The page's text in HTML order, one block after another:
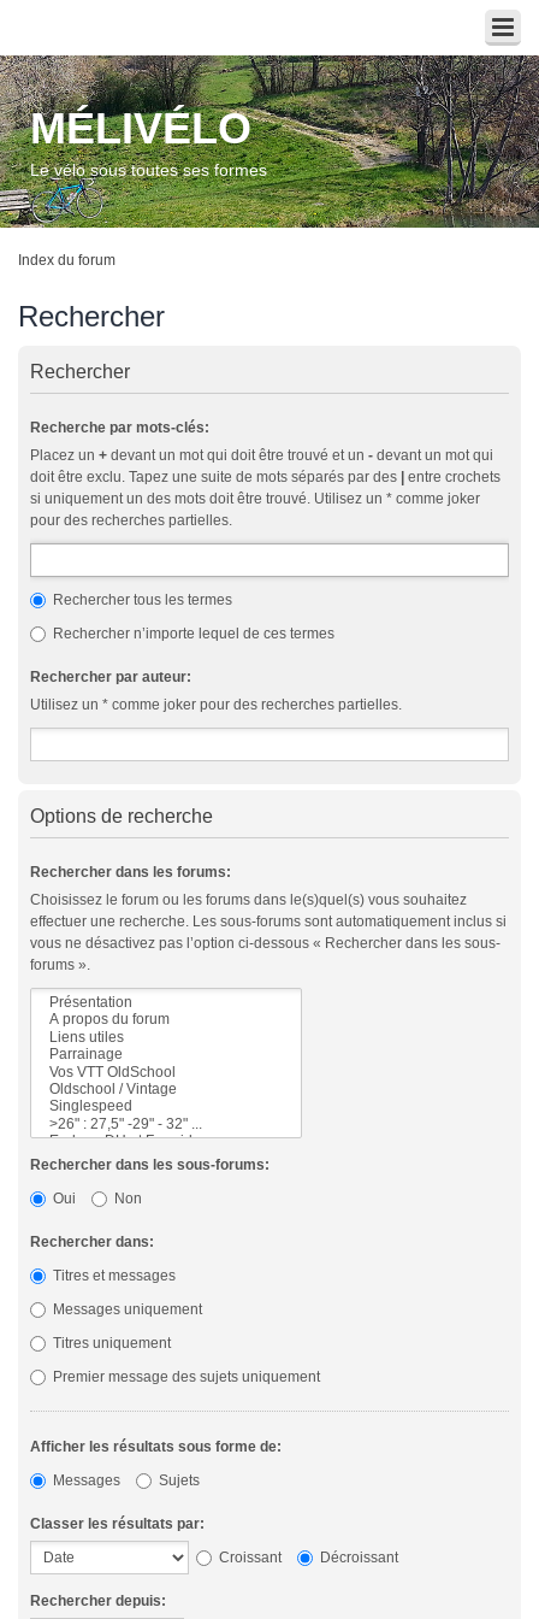
MÉLIVÉLO
Le vélo sous toutes ses formes
Index du forum
Rechercher
Rechercher
Recherche par mots-clés:
Placez un + devant un mot qui doit être trouvé et un - devant un mot qui
doit être exclu. Tapez une suite de mots séparés par des
entre crochets
si uniquement un des mots doit être trouvé. Utilisez un * comme joker
pour des recherches partielles.
Rechercher tous les termes
Rechercher n’importe lequel de ces termes
Rechercher par auteur:
Utilisez un * comme joker pour des recherches partielles.
Options de recherche
Rechercher dans les forums:
Choisissez le forum ou les forums dans le(s)quel(s) vous souhaitez
effectuer une recherche. Les sous-forums sont automatiquement inclus si
vous ne désactivez pas l’option ci-dessous « Rechercher dans les sous-
forums ».
Rechercher dans les sous-forums:
Oui
Non
Rechercher dans:
Titres et messages
Messages uniquement
Titres uniquement
Premier message des sujets uniquement
Afficher les résultats sous forme de:
Messages
Sujets
Classer les résultats par:
Croissant
Décroissant
Rechercher depuis: